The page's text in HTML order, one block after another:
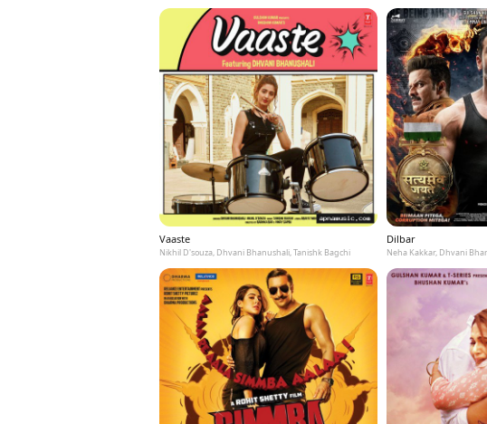
Vaaste
Nikhil D'souza, Dhvani Bhanushali, Tanishk Bagchi
Dilbar
Neha Kakkar, Dhvani